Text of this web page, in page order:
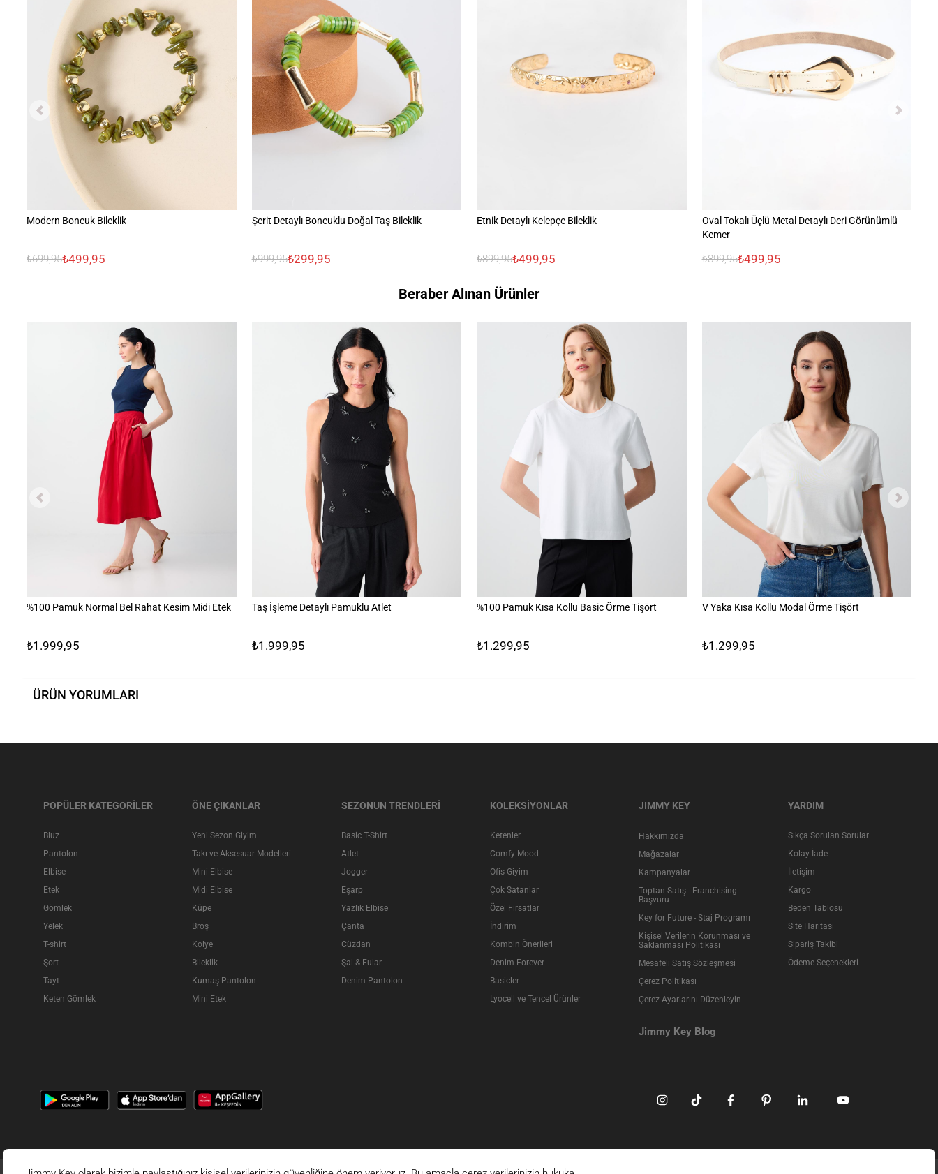
Modern Boncuk Bileklik
₺699,95₺499,95
Şerit Detaylı Boncuklu Doğal Taş Bileklik
₺999,95₺299,95
Etnik Detaylı Kelepçe Bileklik
₺899,95₺499,95
Oval Tokalı Üçlü Metal Detaylı Deri Görünümlü
Kemer
₺899,95₺499,95
Beraber Alınan Ürünler
%100 Pamuk Normal Bel Rahat Kesim Midi Etek
₺1.999,95
Taş İşleme Detaylı Pamuklu Atlet
₺1.999,95
%100 Pamuk Kısa Kollu Basic Örme Tişört
₺1.299,95
V Yaka Kısa Kollu Modal Örme Tişört
₺1.299,95
ÜRÜN YORUMLARI
POPÜLER KATEGORİLER
Bluz
Pantolon
Elbise
Etek
Gömlek
Yelek
T-shirt
Şort
Tayt
Keten Gömlek
ÖNE ÇIKANLAR
Yeni Sezon Giyim
Takı ve Aksesuar Modelleri
Mini Elbise
Midi Elbise
Küpe
Broş
Kolye
Bileklik
Kumaş Pantolon
Mini Etek
SEZONUN TRENDLERİ
Basic T-Shirt
Atlet
Jogger
Eşarp
Yazlık Elbise
Çanta
Cüzdan
Şal & Fular
Denim Pantolon
KOLEKSİYONLAR
Ketenler
Comfy Mood
Ofis Giyim
Çok Satanlar
Özel Fırsatlar
İndirim
Kombin Önerileri
Denim Forever
Basicler
Lyocell ve Tencel Ürünler
JIMMY KEY
Hakkımızda
Mağazalar
Kampanyalar
Toptan Satış - Franchising
Başvuru
Key for Future - Staj Programı
Kişisel Verilerin Korunması ve
Saklanması Politikası
Mesafeli Satış Sözleşmesi
Çerez Politikası
Çerez Ayarlarını Düzenleyin
Jimmy Key Blog
YARDIM
Sıkça Sorulan Sorular
Kolay İade
İletişim
Kargo
Beden Tablosu
Site Haritası
Sipariş Takibi
Ödeme Seçenekleri